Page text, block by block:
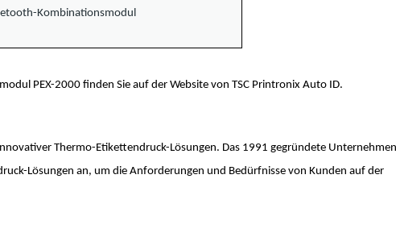
Kombinationsmodul
PEX-2000 finden Sie auf der Website von TSC Printronix Auto ID.
Thermo-Etikettendruck-Lösungen. Das 1991 gegründete Unternehmen
Lösungen an, um die Anforderungen und Bedürfnisse von Kunden auf der